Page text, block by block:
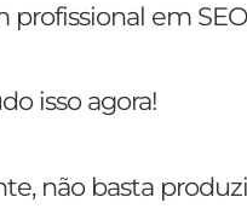
profissional em
isso agora!
não basta